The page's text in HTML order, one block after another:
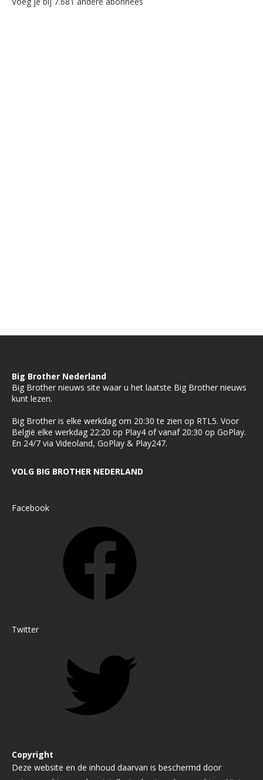
Big Brother Nederland
Big Brother nieuws site waar u het laatste Big Brother nieuws
kunt lezen.
Big Brother is elke werkdag om 20:30 te zien op RTL5. Voor
België elke werkdag 22:20 op Play4 of vanaf 20:30 op GoPlay.
En 24/7 via Videoland, GoPlay & Play247.
VOLG BIG BROTHER NEDERLAND
Facebook
Twitter
Copyright
Deze website en de inhoud daarvan is beschermd door